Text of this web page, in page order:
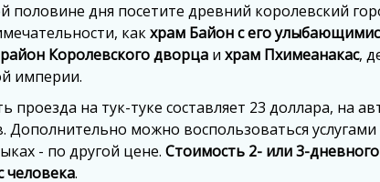
половине дня посетите древний королевский
какхрам Байон с его
район Королевского дворца и храм Пхимеанакас,
империи.
проезда на тук-туке составляет 23 доллара, на
Дополнительно можно воспользоваться
- по другой цене. Стоимость 2- или 3-
человека.